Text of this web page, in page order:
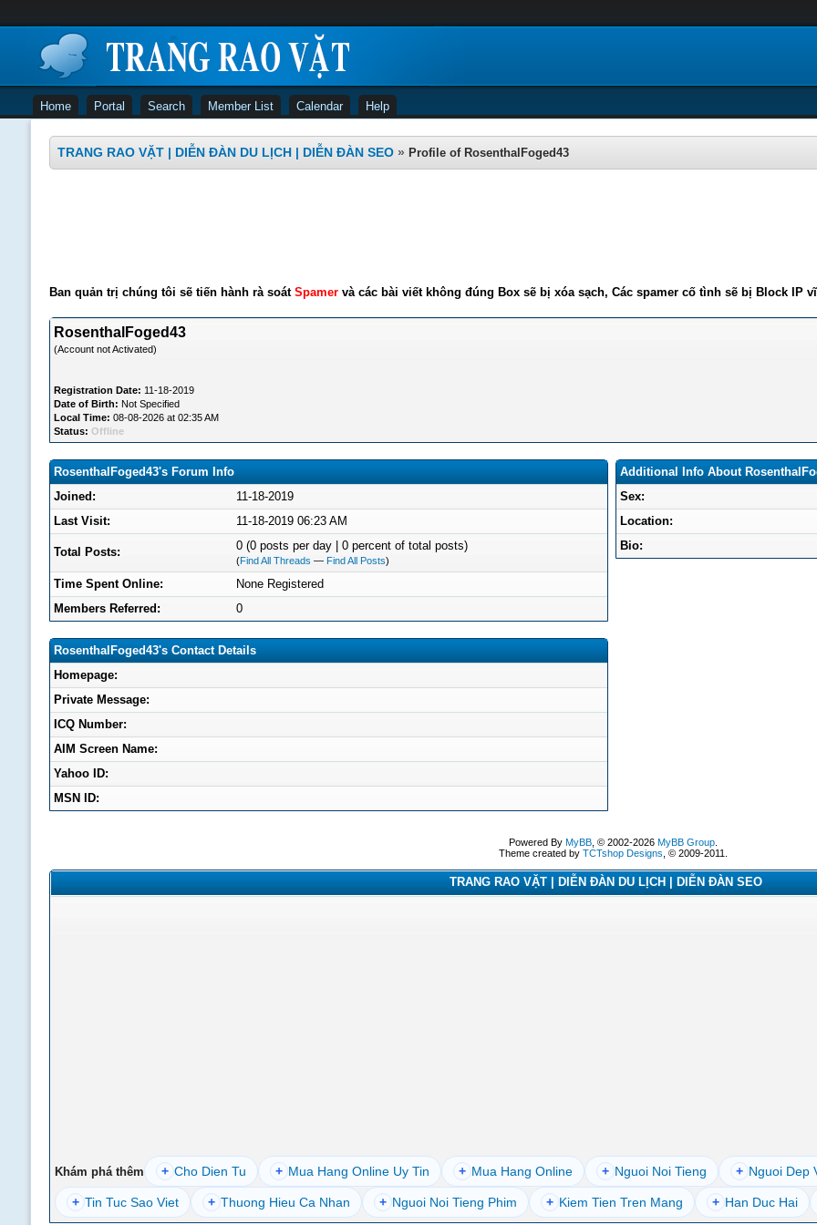
Home Portal Search Member List Calendar Help
TRANG RAO VẶT | DIỄN ĐÀN DU LỊCH | DIỄN ĐÀN SEO » Profile of RosenthalFoged43
Ban quản trị chúng tôi sẽ tiến hành rà soát Spamervà các bài viết không đúng Box sẽ bị xóa sạch, Các spamer cố tình sẽ bị Block IP
RosenthalFoged43
(Account not Activated)
Registration Date: 11-18-2019
Date of Birth: Not Specified
Local Time: 08-08-2026 at 02:35 AM
Status: Offline
RosenthalFoged43's Forum Info
Joined:
11-18-2019
Last Visit:
11-18-2019 06:23 AM
Total Posts: 0 (0 posts per day | 0 percent of total posts)
(Find All Threads — Find All Posts)
Time Spent Online:
None Registered
Members Referred:
0
RosenthalFoged43's Contact Details
Homepage:
Private Message:
ICQ Number:
AIM Screen Name:
Yahoo ID:
MSN ID:
Additional Info About
Sex:
Location:
Bio:
Powered By MyBB, © 2002-2026 MyBB Group.
Theme created by TCTshop Designs , © 2009-2011.
TRANG RAO VẶT | DIỄN ĐÀN DU LỊCH | DIỄN ĐÀN SEO
Khám phá thêm + Cho Dien Tu + Mua Hang Online Uy Tin + Mua Hang Online + Nguoi Noi Tieng + Nguoi Dep
+ Tin Tuc Sao Viet + Thuong Hieu Ca Nhan + Nguoi Noi Tieng Phim + Kiem Tien Tren Mang + Han Duc Hai